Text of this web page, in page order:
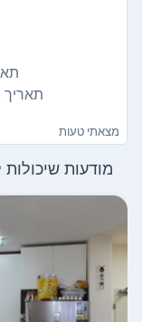
תאריך
מצאתי טעות
מודעות שיכולות